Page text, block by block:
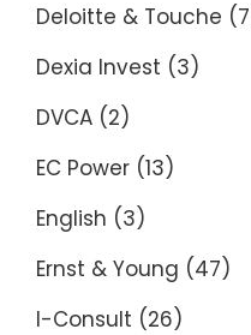
Deloitte & Touche
Dexia Invest (3)
DVCA (2)
EC Power (13)
English (3)
Ernst & Young (47)
I-Consult (26)